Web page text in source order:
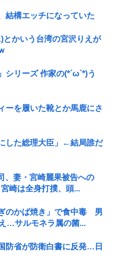
結構エッチになっていた
とかいう台湾の宮沢りえが
シリーズ 作家の(*´ω`*)う
ーを履いた靴とか馬鹿にさ
した総理大臣」←結局誰だ
、妻・宮崎麗果被告への
崎は全身打撲、頭...
のかば焼き」で食中毒 男
…サルモネラ属の菌...
防省が防衛白書に反発…日